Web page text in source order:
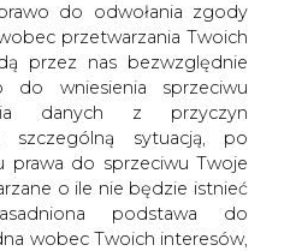
do odwołania zgody
przetwarzania Twoich
przez nas bezwzględnie
do wniesienia sprzeciwu
danych z przyczyn
szczególną sytuacją, po
prawa do sprzeciwu Twoje
o ile nie będzie istnieć
podstawa do
wobec Twoich interesów,
polskiej
zarówno
ostatnich
zewnętrzne (wynikłe
po Traktacie
ale także istotnych